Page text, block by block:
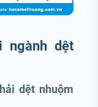
ngành dệt
dệt nhuộm